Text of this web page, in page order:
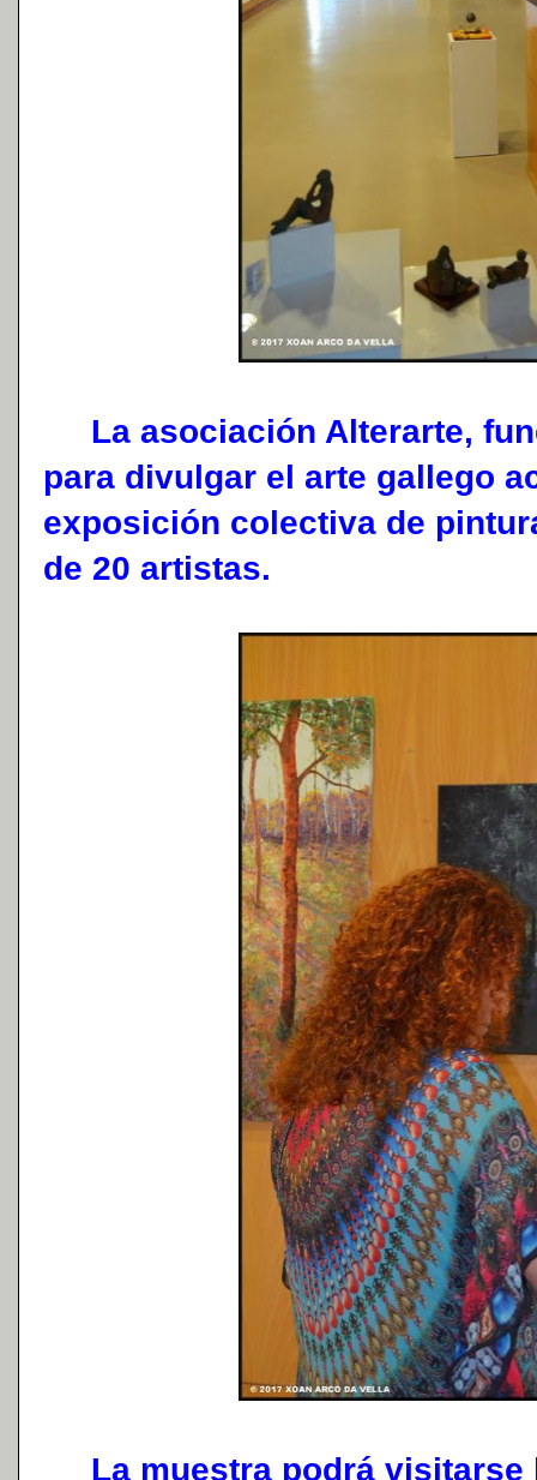
La asociación Alterarte,
para divulgar el arte gallego
exposición colectiva de
de 20 artistas.
La muestra podrá visitarse